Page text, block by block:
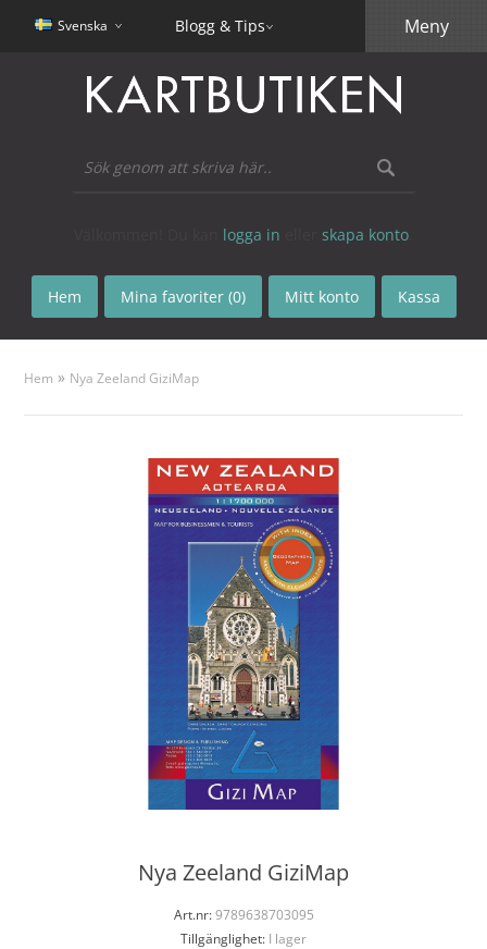
Svenska Blogg & Tips
logga in skapa konto
Hem Mina favoriter (0) Mitt konto Kassa
Meny
Hem » Nya Zeeland GiziMap
Nya Zeeland GiziMap
Art.nr:9789638703095
Tillgänglighet: I lager